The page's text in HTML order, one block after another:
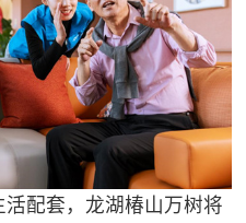
配套，龙湖椿山万树将